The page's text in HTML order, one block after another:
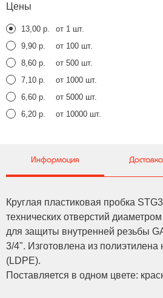
Цены
13,00 р.
от 1 шт.
9,90 р.
от 100 шт.
8,60 р.
от 500 шт.
7,10 р.
от 1000 шт.
6,60 р.
от 5000 шт.
6,20 р.
от 10000 шт.
Информация Доставка
Круглая пластиковая пробка
технических отверстий
для защиты внутренней резьбы
3/4". Изготовлена из полиэтилена
(LDPE).
Поставляется в одном цвете: